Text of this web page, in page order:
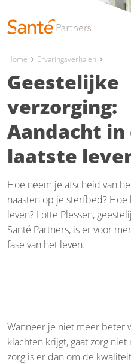
Home chevron_right Ervaringsverhalen chevron_right
Geestelijke
verzorging:
Aandacht in
laatste
Hoe neem je afscheid van
naasten op je sterfbed?
leven? Lotte Plessen,
Santé Partners, is er voor
fase van het leven.
Wanneer je niet meer beter
klachten krijgt, gaat zorg
zorg is er dan om de